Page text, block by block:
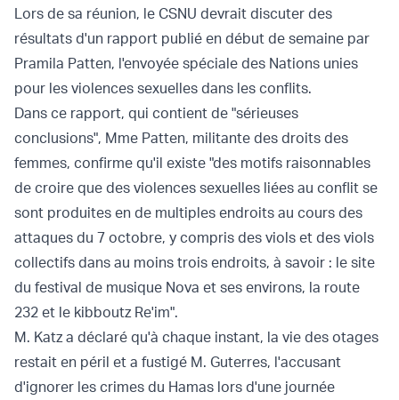
Lors de sa réunion, le CSNU devrait discuter des
résultats d'un rapport publié en début de semaine par
Pramila Patten, l'envoyée spéciale des Nations unies
pour les violences sexuelles dans les conflits.
Dans ce rapport, qui contient de "sérieuses
conclusions", Mme Patten, militante des droits des
femmes, confirme qu'il existe "des motifs raisonnables
de croire que des violences sexuelles liées au conflit se
sont produites en de multiples endroits au cours des
attaques du 7 octobre, y compris des viols et des viols
collectifs dans au moins trois endroits, à savoir : le site
du festival de musique Nova et ses environs, la route
232 et le kibboutz Re'im".
M. Katz a déclaré qu'à chaque instant, la vie des otages
restait en péril et a fustigé M. Guterres, l'accusant
d'ignorer les crimes du Hamas lors d'une journée